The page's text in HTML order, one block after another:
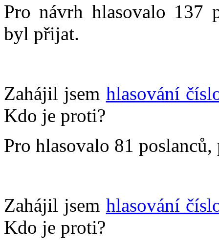
Pro návrh hlasovalo 137
byl přijat.
Zahájil jsem hlasování
Kdo je proti?
Pro hlasovalo 81
Zahájil jsem hlasování
Kdo je proti?